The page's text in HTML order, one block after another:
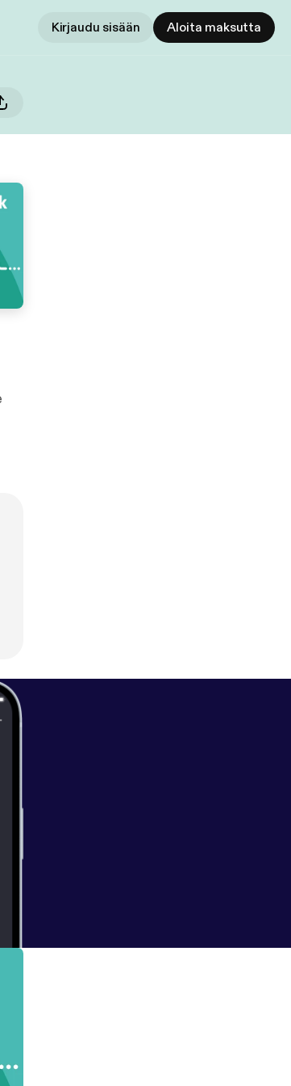
Kirjaudu sisään Aloita maksutta